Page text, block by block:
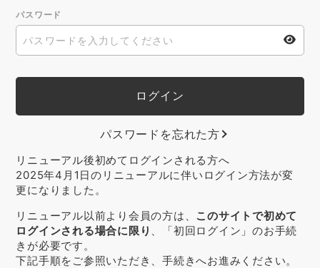
パスワード
パスワードを忘れた方
リニューアル後初めてログインされる方へ
2025年4月1日のリニューアルに伴いログイン方法が変
更になりました。
リニューアル以前より会員の方は、 このサイトで初めて
ログインされる場合に限り 、「初回ログイン」のお手続
きが必要です。
下記手順をご参照いただき、手続きへお進みください。